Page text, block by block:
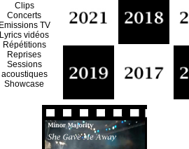
Clips
Concerts
Emissions TV
Lyrics vidéos
Répétitions
Reprises
Sessions
acoustiques
Showcase